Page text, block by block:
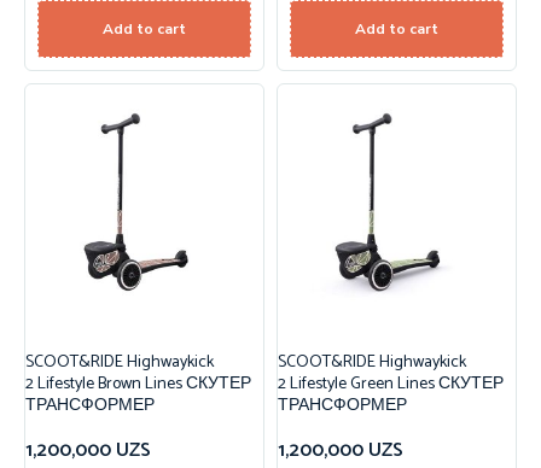
Add to cart Add to cart
SCOOT&RIDE Highwaykick
2 Lifestyle Brown Lines СКУТЕР
ТРАНСФОРМЕР
1,200,000UZS
SCOOT&RIDE Highwaykick
2 Lifestyle Green Lines СКУТЕР
ТРАНСФОРМЕР
1,200,000UZS